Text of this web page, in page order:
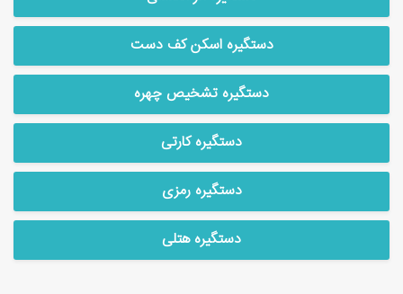
دستگیره اسکن کف دست
دستگیره تشخیص چهره
دستگیره کارتی
دستگیره رمزی
دستگیره هتلی